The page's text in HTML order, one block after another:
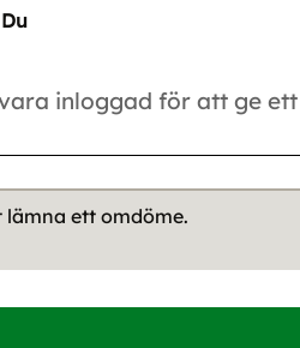
Du
ett omdöme.